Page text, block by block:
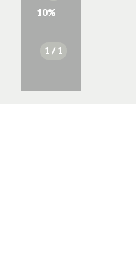
10%
1 / 1